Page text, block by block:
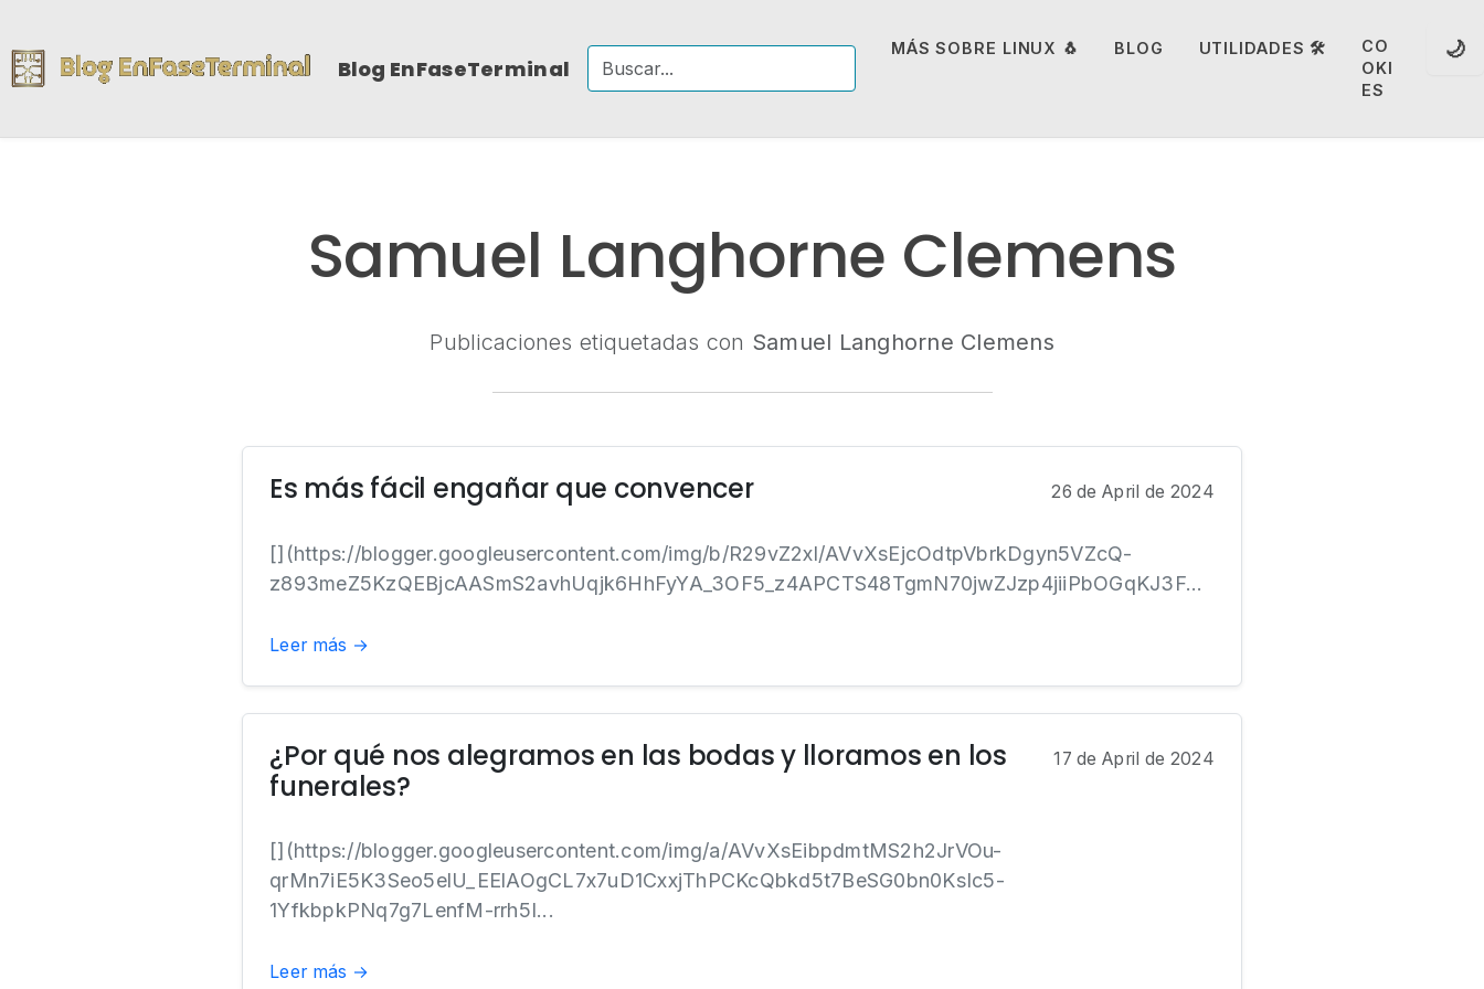
Blog EnFaseTerminal
MÁS SOBRE LINUX 🐧 BLOG UTILIDADES 🛠️
CO
OKI
ES
🌙
Samuel Langhorne Clemens
Publicaciones etiquetadas con Samuel Langhorne Clemens
Es más fácil engañar que convencer 26 de April de 2024
[](https://blogger.googleusercontent.com/img/b/R29vZ2xl/AVvXsEjcOdtpVbrkDgyn5VZcQ-
z893meZ5KzQEBjcAASmS2avhUqjk6HhFyYA_3OF5_z4APCTS48TgmN70jwZJzp4jiiPbOGqKJ3F...
Leer más →
¿Por qué nos alegramos en las bodas y lloramos en los
funerales?
17 de April de 2024
[](https://blogger.googleusercontent.com/img/a/AVvXsEibpdmtMS2h2JrVOu-
qrMn7iE5K3Seo5elU_EElAOgCL7x7uD1CxxjThPCKcQbkd5t7BeSG0bn0KsIc5-
1YfkbpkPNq7g7LenfM-rrh5I...
Leer más →